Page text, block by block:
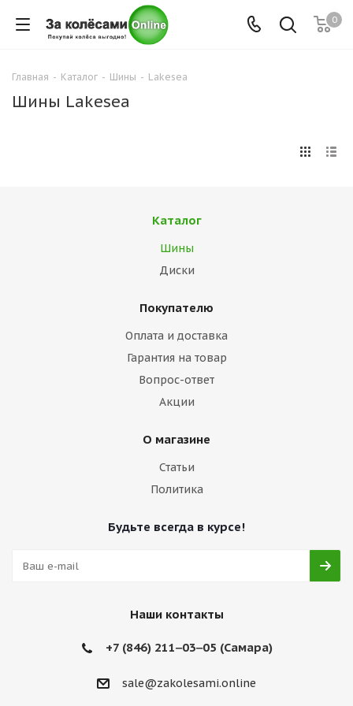
0
Главная - Каталог - Шины - Lakesea
Шины Lakesea
Каталог
Шины
Диски
Покупателю
Оплата и доставка
Гарантия на товар
Вопрос-ответ
Акции
О магазине
Статьи
Политика
Будьте всегда в курсе!
Наши контакты
+7 (846) 211‒03‒05 (Самара)
sale@zakolesami.online